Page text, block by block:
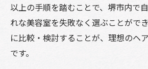
以上の手順を踏むことで、堺市内で
れな美容室を失敗なく選ぶことがで
に比較・検討することが、理想のヘ
です。